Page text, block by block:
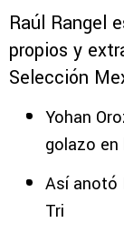
Raúl Rangel
propios y
Selección
Yohan
golazo en
Así anotó
Tri